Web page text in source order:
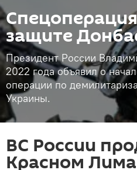
защите
Президент России
2022 года объявил о
операции по
Украины.
ВС России
Красном